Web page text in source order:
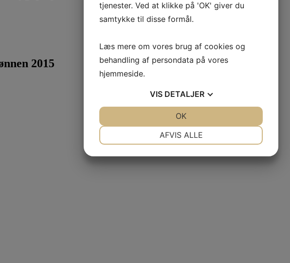
2015
tjenester. Ved at klikke på 'OK' giver du
samtykke til disse formål.
Læs mere om vores brug af cookies og
behandling af persondata på vores
hjemmeside.
VIS DETALJER
AFVIS ALLE
OK